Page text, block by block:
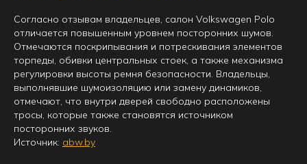
Согласно отзывам владельцев, салон Volkswagen Polo
отличается повышенным уровнем посторонних шумов.
Отмечаются поскрипывания и потрескивания элементов
торпеды, обивки центральных стоек, а также механизма
регулировки высоты ремня безопасности. Владельцы,
выполнявшие шумоизоляцию или замену динамиков,
отмечают, что внутри дверей свободно расположены
тросы, которые также становятся источником
посторонних звуков.
Источник: abw.by